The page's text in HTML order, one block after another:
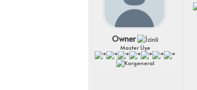
Owner
Master Üye